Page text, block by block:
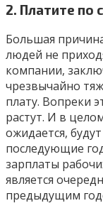
2. Платите по
Большая
людей не
компании,
чрезвычайно
плату. Вопреки
растут. И в
ожидается,
последующие
зарплаты
является
предыдущим